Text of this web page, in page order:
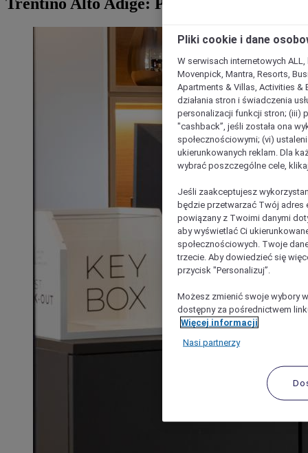
Pliki cookie i dane
W serwisach internetowych
Movenpick, Mantra, Resorts,
Apartments & Villas, Activities &
działania stron i świadczenia
personalizacji funkcji stron; (iii)
"cashback”, jeśli została ona
społecznościowymi; (vi)
ukierunkowanych reklam. Dla
wybrać poszczególne cele,
Jeśli zaakceptujesz
będzie przetwarzać Twój adres
powiązany z Twoimi danymi
aby wyświetlać Ci
społecznościowych. Twoje
trzecie. Aby dowiedzieć się
przycisk "Personalizuj”.
Możesz zmienić swoje wybory
dostępny za pośrednictwem
Więcej informacji
Nasi partnerzy